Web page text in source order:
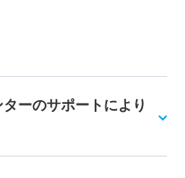
ーのサポートにより